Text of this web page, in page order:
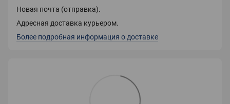
Новая почта (отправка).
Адресная доставка курьером.
Более подробная информация о доставке